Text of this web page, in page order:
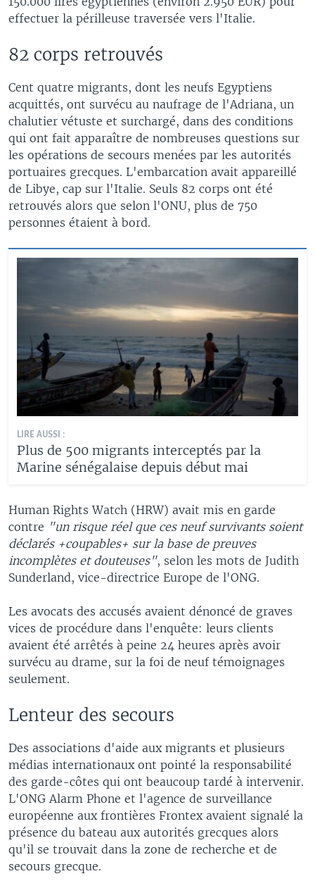
effectuer la périlleuse traversée vers l'Italie.
82 corps retrouvés
Cent quatre migrants, dont les neufs Egyptiens
acquittés, ont survécu au naufrage de l'Adriana, un
chalutier vétuste et surchargé, dans des conditions
qui ont fait apparaître de nombreuses questions sur
les opérations de secours menées par les autorités
portuaires grecques. L'embarcation avait appareillé
de Libye, cap sur l'Italie. Seuls 82 corps ont été
retrouvés alors que selon l'ONU, plus de 750
personnes étaient à bord.
LIRE AUSSI :
Plus de 500 migrants interceptés par la
Marine sénégalaise depuis début mai
Human Rights Watch (HRW) avait mis en garde
contre "un risque réel que ces neuf survivants soient
déclarés +coupables+ sur la base de preuves
incomplètes et douteuses", selon les mots de Judith
Sunderland, vice-directrice Europe de l'ONG.
Les avocats des accusés avaient dénoncé de graves
vices de procédure dans l'enquête: leurs clients
avaient été arrêtés à peine 24 heures après avoir
survécu au drame, sur la foi de neuf témoignages
seulement.
Lenteur des secours
Des associations d'aide aux migrants et plusieurs
médias internationaux ont pointé la responsabilité
des garde-côtes qui ont beaucoup tardé à intervenir.
L'ONG Alarm Phone et l'agence de surveillance
européenne aux frontières Frontex avaient signalé la
présence du bateau aux autorités grecques alors
qu'il se trouvait dans la zone de recherche et de
secours grecque.